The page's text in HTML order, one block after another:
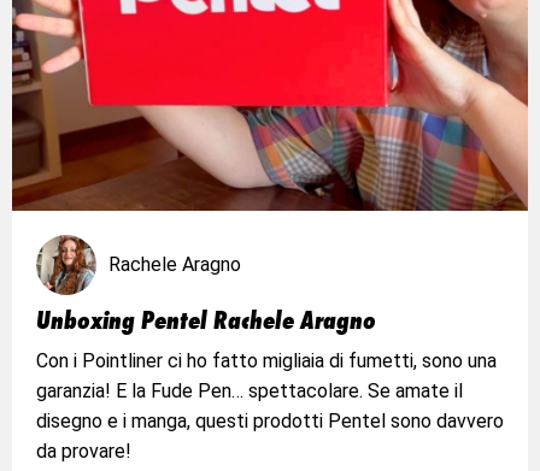
Rachele Aragno
Unboxing Pentel Rachele Aragno
Con i Pointliner ci ho fatto migliaia di fumetti, sono una
garanzia! E la Fude Pen… spettacolare. Se amate il
disegno e i manga, questi prodotti Pentel sono davvero
da provare!